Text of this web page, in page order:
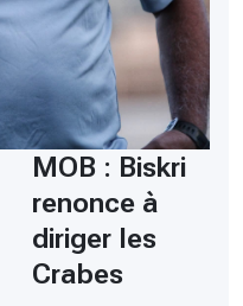
MOB : Biskri
renonce à
diriger les
Crabes